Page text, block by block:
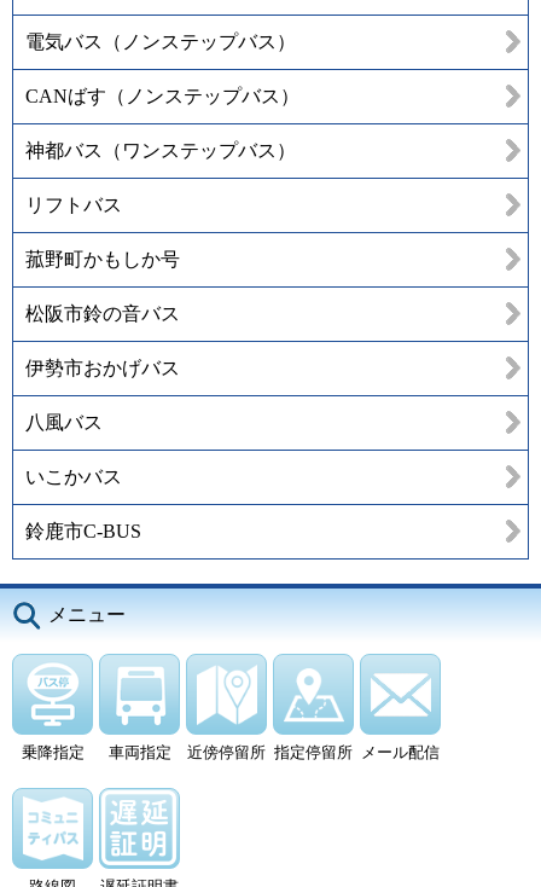
電気バス（ノンステップバス）
CANばす（ノンステップバス）
神都バス（ワンステップバス）
リフトバス
菰野町かもしか号
松阪市鈴の音バス
伊勢市おかげバス
八風バス
いこかバス
鈴鹿市C-BUS
メニュー
乗降指定 車両指定 近傍停留所 指定停留所 メール配信